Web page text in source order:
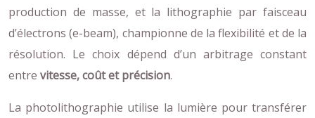
production de masse, et la lithographie par faisceau
d’électrons (e-beam), championne de la flexibilité et de la
résolution. Le choix dépend d’un arbitrage constant
entre vitesse, coût et précision.
La photolithographie utilise la lumière pour transférer